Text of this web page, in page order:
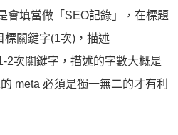
會填當做「SEO記錄」，在標題
標關鍵字(1次)，描述
2次關鍵字，描述的字數大概是
meta 必須是獨一無二的才有利